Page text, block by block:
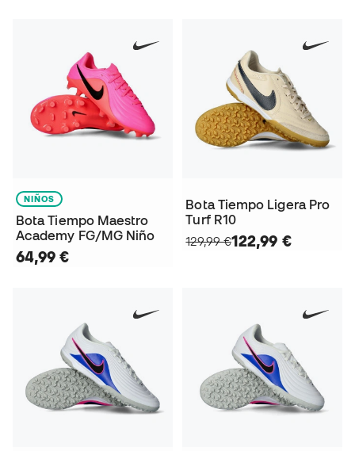
NIÑOS
Bota Tiempo Maestro
Academy FG/MG Niño
64,99 €
Bota Tiempo Ligera Pro
Turf R10
129,99 €122,99 €